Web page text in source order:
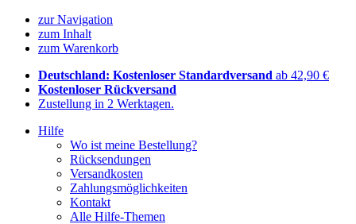
zur Navigation
zum Inhalt
zum Warenkorb
Deutschland: Kostenloser Standardversand ab 42,90 €
Kostenloser Rückversand
Zustellung in 2 Werktagen.
Hilfe
Wo ist meine Bestellung?
Rücksendungen
Versandkosten
Zahlungsmöglichkeiten
Kontakt
Alle Hilfe-Themen